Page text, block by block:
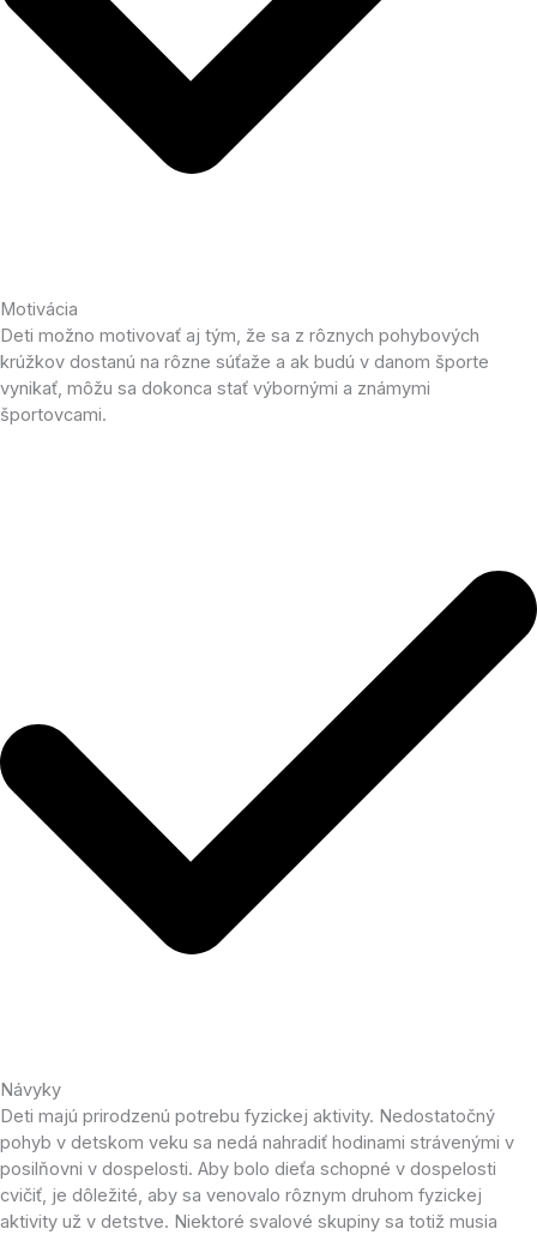
Motivácia
Deti možno motivovať aj tým, že sa z rôznych pohybových
krúžkov dostanú na rôzne súťaže a ak budú v danom športe
vynikať, môžu sa dokonca stať výbornými a známymi
športovcami.
Návyky
Deti majú prirodzenú potrebu fyzickej aktivity. Nedostatočný
pohyb v detskom veku sa nedá nahradiť hodinami strávenými v
posilňovni v dospelosti. Aby bolo dieťa schopné v dospelosti
cvičiť, je dôležité, aby sa venovalo rôznym druhom fyzickej
aktivity už v detstve. Niektoré svalové skupiny sa totiž musia